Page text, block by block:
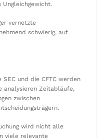
vernetzte
schwierig, auf
und die CFTC werden
analysieren Zeitabläufe,
zwischen
wird nicht alle
viele relevante